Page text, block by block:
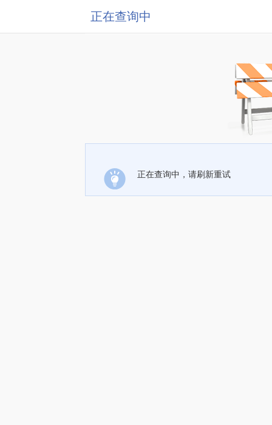
正在查询中
正在查询中，请刷新重试